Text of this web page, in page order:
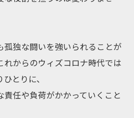
孤独な闘いを強いられることが
れからのウィズコロナ時代では
とりに、
責任や負荷がかかっていくこと